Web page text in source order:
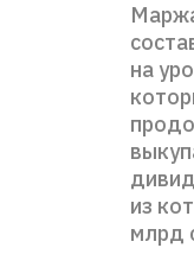
на
из
млрд